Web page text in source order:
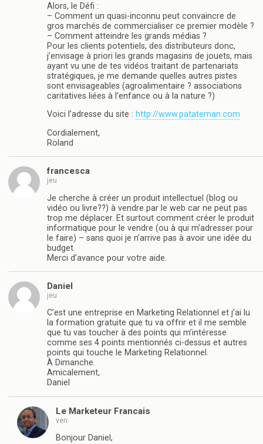
Alors, le Défi :
– Comment un quasi-inconnu peut convaincre de
gros marchés de commercialiser ce premier modèle ?
– Comment atteindre les grands médias ?
Pour les clients potentiels, des distributeurs donc,
j’envisage à priori les grands magasins de jouets, mais
ayant vu une de tes vidéos traitant de partenariats
stratégiques, je me demande quelles autres pistes
sont envisageables (agroalimentaire ? associations
caritatives liées à l’enfance ou à la nature ?)
Voici l’adresse du site : http://www.patateman.com
Cordialement,
Roland
francesca
jeu
Je cherche à créer un produit intellectuel (blog ou
vidéo ou livre??) à vendre par le web car ne peut pas
trop me déplacer. Et surtout comment créer le produit
informatique pour le vendre (ou à qui m’adresser pour
le faire) – sans quoi je n’arrive pas à avoir une idée du
budget.
Merci d’avance pour votre aide.
Daniel
jeu
C’est une entreprise en Marketing Relationnel et j’ai lu
la formation gratuite que tu va offrir et il me semble
que tu vas toucher à des points qui m’intéresse
comme ses 4 points mentionnés ci-dessus et autres
points qui touche le Marketing Relationnel.
À Dimanche.
Amicalement,
Daniel
Le Marketeur Francais
ven
Bonjour Daniel,